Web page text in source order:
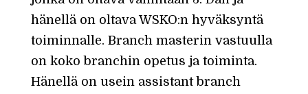
hänellä on oltava WSKO:n hyväksyntä
toiminnalle. Branch masterin vastuulla
on koko branchin opetus ja toiminta.
Hänellä on usein assistant branch